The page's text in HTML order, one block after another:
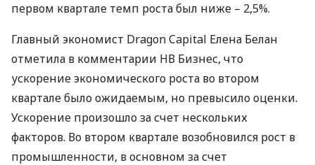
первом квартале темп роста был ниже – 2,5%.
Главный экономист Dragon Capital Елена Белан
отметила в комментарии НВ Бизнес, что
ускорение экономического роста во втором
квартале было ожидаемым, но превысило оценки.
Ускорение произошло за счет нескольких
факторов. Во втором квартале возобновился рост в
промышленности, в основном за счет